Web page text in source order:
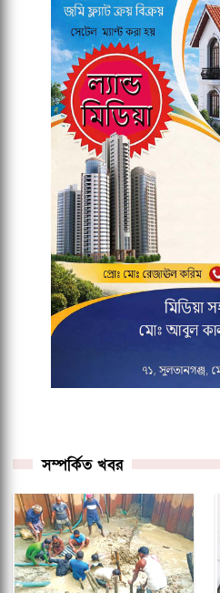
সম্পর্কিত খবর